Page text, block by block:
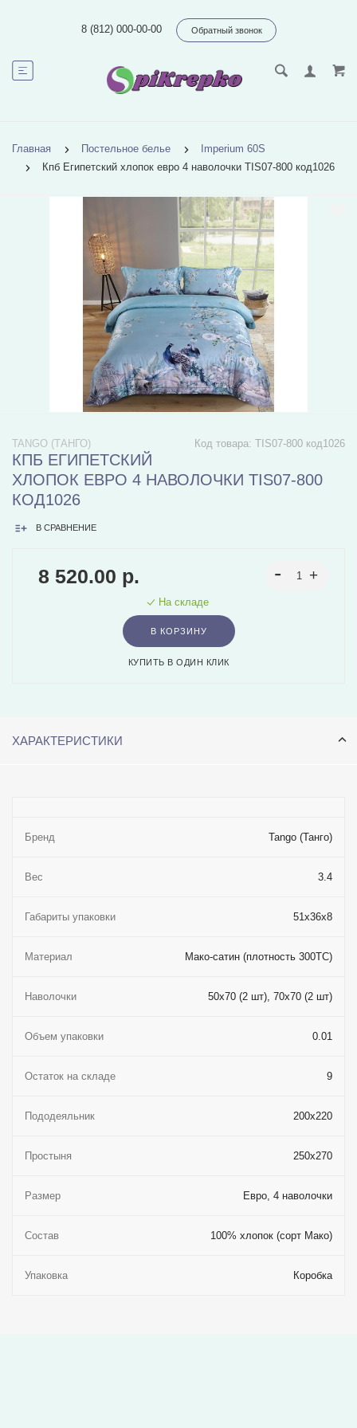
8 (812) 000-00-00 Обратный звонок
Главная Постельное белье
Imperium 60S
Кпб Египетский хлопок евро 4 наволочки TIS07-800 код1026
Код товара: TIS07-800 код1026
TANGO (ТАНГО)
КПБ ЕГИПЕТСКИЙ
ХЛОПОК ЕВРО 4 НАВОЛОЧКИ TIS07-800
КОД1026
В СРАВНЕНИЕ
8 520.00 р.
На складе
В КОРЗИНУ
КУПИТЬ В ОДИН КЛИК
ХАРАКТЕРИСТИКИ
Бренд Tango (Танго)
Вес 3.4
Габариты упаковки 51x36x8
Материал Мако-сатин (плотность 300ТС)
Наволочки 50x70 (2 шт), 70x70 (2 шт)
Объем упаковки 0.01
Остаток на складе 9
Пододеяльник 200x220
Простыня 250x270
Размер Евро, 4 наволочки
Состав 100% хлопок (сорт Мако)
Упаковка Коробка